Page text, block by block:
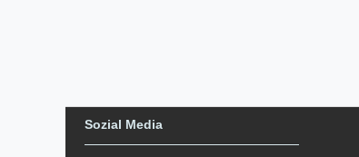
Sozial Media